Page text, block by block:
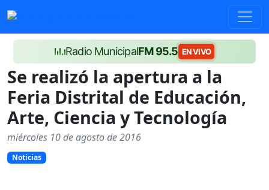
Radio MunicipalFM 95.5 EN VIVO
Se realizó la apertura a la
Feria Distrital de Educación,
Arte, Ciencia y Tecnología
miércoles 10 de agosto de 2016
Noticias